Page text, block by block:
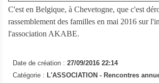
C'est en Belgique, à Chevetogne, que c'est
rassemblement des familles en mai 2016 sur
l'association AKABE.
Date de création : 27/09/2016 22:14
Catégorie : L'ASSOCIATION - Rencontres